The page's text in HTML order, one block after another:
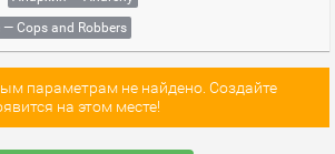
Cops and Robbers
параметрам не найдено. Создайте
на этом месте!